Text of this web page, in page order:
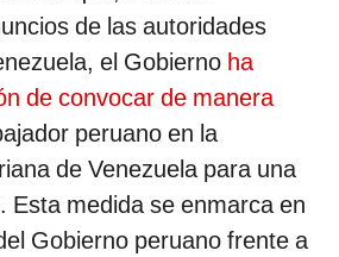
de las autoridades
el Gobierno ha
de convocar de manera
peruano en la
de Venezuela para una
Esta medida se enmarca en
Gobierno peruano frente a